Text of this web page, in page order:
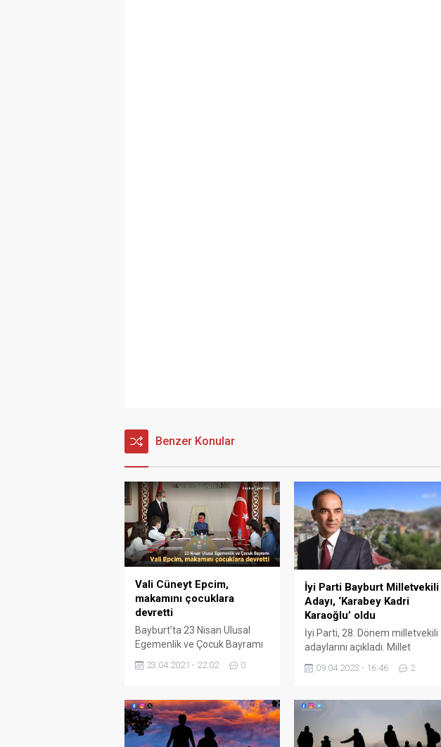
Benzer Konular
Vali Cüneyt Epcim,
makamını çocuklara
devretti
Bayburt’ta 23 Nisan Ulusal
Egemenlik ve Çocuk Bayramı
Cüneyt Epcim, makamını
Büyük Millet Meclisi
(TBMM)’nin açılışının 101. Yıl
dönümü ve Ulusal Egemenlik
ve Çocuk Bayramı Bayburt’ta
23.04.2021 - 22:02 0
İyi Parti Bayburt Milletvekili
Adayı, ‘Karabey Kadri
Karaoğlu’ oldu
İyi Parti, 28. Dönem milletvekili
adaylarını açıkladı. Millet
Karabey Kadri Karaoğlu ile
09.04.2023 - 16:46 2